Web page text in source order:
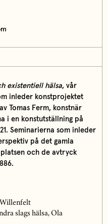
existentiell hälsa, vår
inleder konstprojektet
Tomas Ferm, konstnär
i en konstutställning på
Seminarierna som inleder
på det gamla
och de avtryck
Willenfelt
slags hälsa, Ola